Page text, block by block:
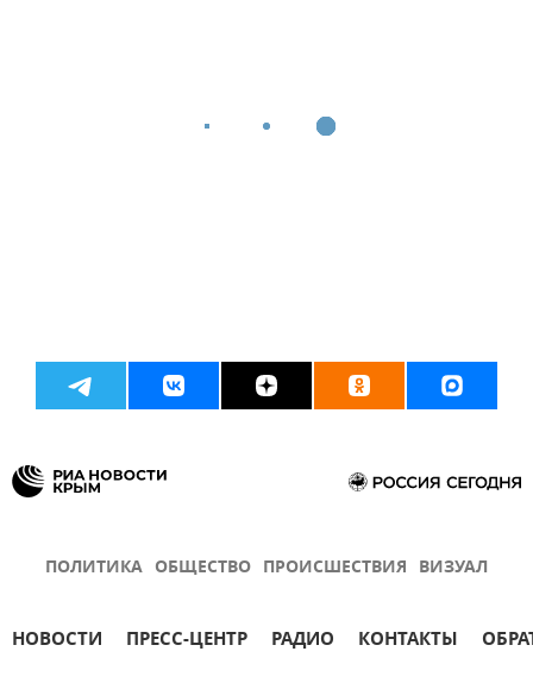
ПОЛИТИКА ОБЩЕСТВО ПРОИСШЕСТВИЯ ВИЗУАЛ
НОВОСТИ ПРЕСС-ЦЕНТР РАДИО КОНТАКТЫ